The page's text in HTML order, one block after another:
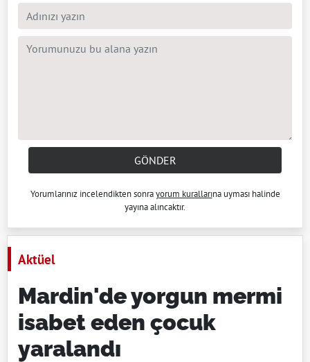
GÖNDER
Yorumlarınız incelendikten sonrayorum kurallarına uyması halinde
yayına alıncaktır.
Aktüel
Mardin'de yorgun mermi
isabet eden çocuk
yaralandı